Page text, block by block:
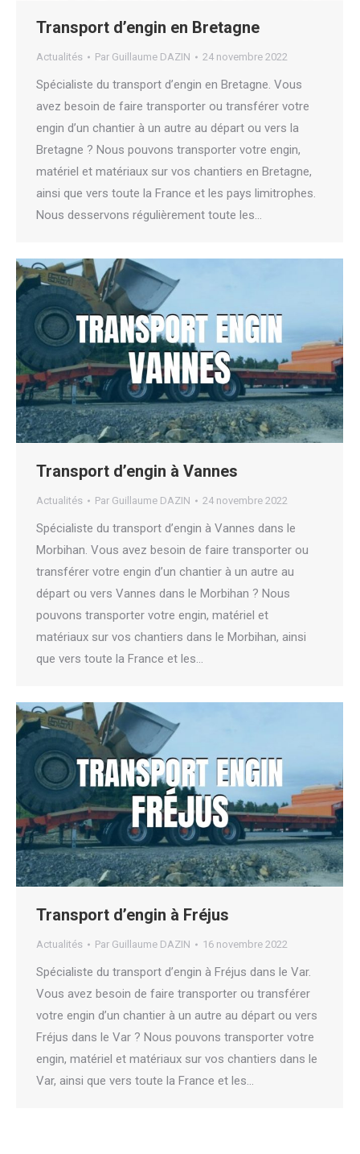
Transport d’engin en Bretagne
Actualités Par Guillaume DAZIN 24 novembre 2022
Spécialiste du transport d’engin en Bretagne. Vous
avez besoin de faire transporter ou transférer votre
engin d’un chantier à un autre au départ ou vers la
Bretagne ? Nous pouvons transporter votre engin,
matériel et matériaux sur vos chantiers en Bretagne,
ainsi que vers toute la France et les pays limitrophes.
Nous desservons régulièrement toute les…
Transport d’engin à Vannes
Actualités Par Guillaume DAZIN 24 novembre 2022
Spécialiste du transport d’engin à Vannes dans le
Morbihan. Vous avez besoin de faire transporter ou
transférer votre engin d’un chantier à un autre au
départ ou vers Vannes dans le Morbihan ? Nous
pouvons transporter votre engin, matériel et
matériaux sur vos chantiers dans le Morbihan, ainsi
que vers toute la France et les…
Transport d’engin à Fréjus
Actualités Par Guillaume DAZIN 16 novembre 2022
Spécialiste du transport d’engin à Fréjus dans le Var.
Vous avez besoin de faire transporter ou transférer
votre engin d’un chantier à un autre au départ ou vers
Fréjus dans le Var ? Nous pouvons transporter votre
engin, matériel et matériaux sur vos chantiers dans le
Var, ainsi que vers toute la France et les…